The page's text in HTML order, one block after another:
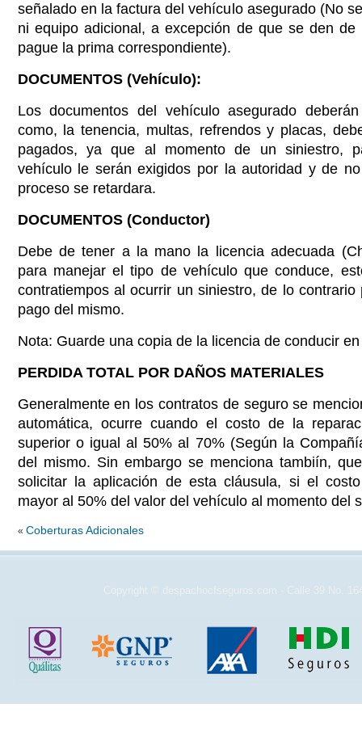
señalado en la factura del vehículo asegurado (No
ni equipo adicional, a excepción de que se den
pague la prima correspondiente).
DOCUMENTOS (Vehículo):
Los documentos del vehículo asegurado
como, la tenencia, multas, refrendos y placas,
pagados, ya que al momento de un siniestro,
vehículo le serán exigidos por la autoridad y de
proceso se retardara.
DOCUMENTOS (Conductor)
Debe de tener a la mano la licencia adecuada
para manejar el tipo de vehículo que conduce,
contratiempos al ocurrir un siniestro, de lo
pago del mismo.
Nota: Guarde una copia de la licencia de conducir
PERDIDA TOTAL POR DAÑOS MATERIALES
Generalmente en los contratos de seguro se
automática, ocurre cuando el costo de la
superior o igual al 50% al 70% (Según la
del mismo. Sin embargo se menciona tambiín,
solicitar la aplicación de esta cláusula, si el
mayor al 50% del valor del vehículo al momento del
« Coberturas Adicionales
Copyright © despachocfseguros.com - Calle 39 No.